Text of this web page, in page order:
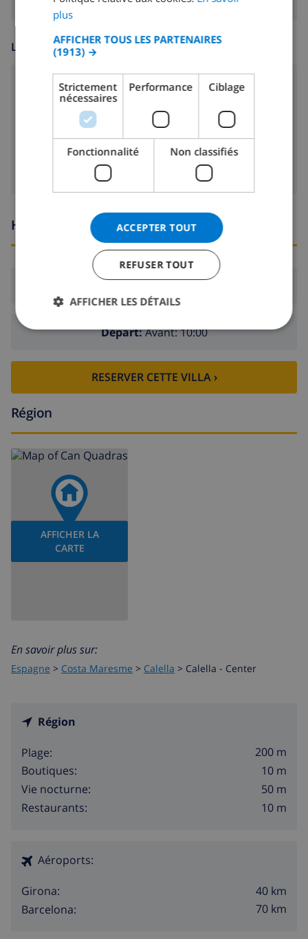
LOISIR
lecteur CD
Cable tv
Heures d'arrivée et de départ
Arrivée:De 16:00 avant 21:00
Départ:Avant: 10:00
RESERVER CETTE VILLA ›
Région
AFFICHER LA
CARTE
En savoir plus sur:
Espagne > Costa Maresme > Calella > Calella - Center
Région
Plage:
200 m
Boutiques:
10 m
Vie nocturne:
50 m
Restaurants:
10 m
Aéroports:
Girona:
40 km
Barcelona:
70 km
GERMAN
DANISH
plus
AFFICHER TOUS LES PARTENAIRES
(1913) →
Strictement
nécessaires
Performance Ciblage
Fonctionnalité Non classifiés
ACCEPTER TOUT
REFUSER TOUT
AFFICHER LES DÉTAILS